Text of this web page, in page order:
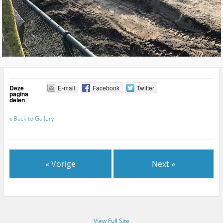
Deze
pagina
delen
E-mail Facebook Twitter
« Back to Gallery
« Vorige Next »
View Full Site